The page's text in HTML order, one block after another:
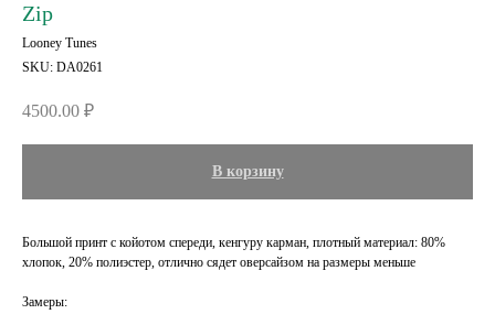
Zip
Looney Tunes
SKU: DA0261
4500.00 ₽
В корзину
Большой принт с койотом спереди, кенгуру карман, плотный материал: 80%
хлопок, 20% полиэстер, отлично сядет оверсайзом на размеры меньше
Замеры: